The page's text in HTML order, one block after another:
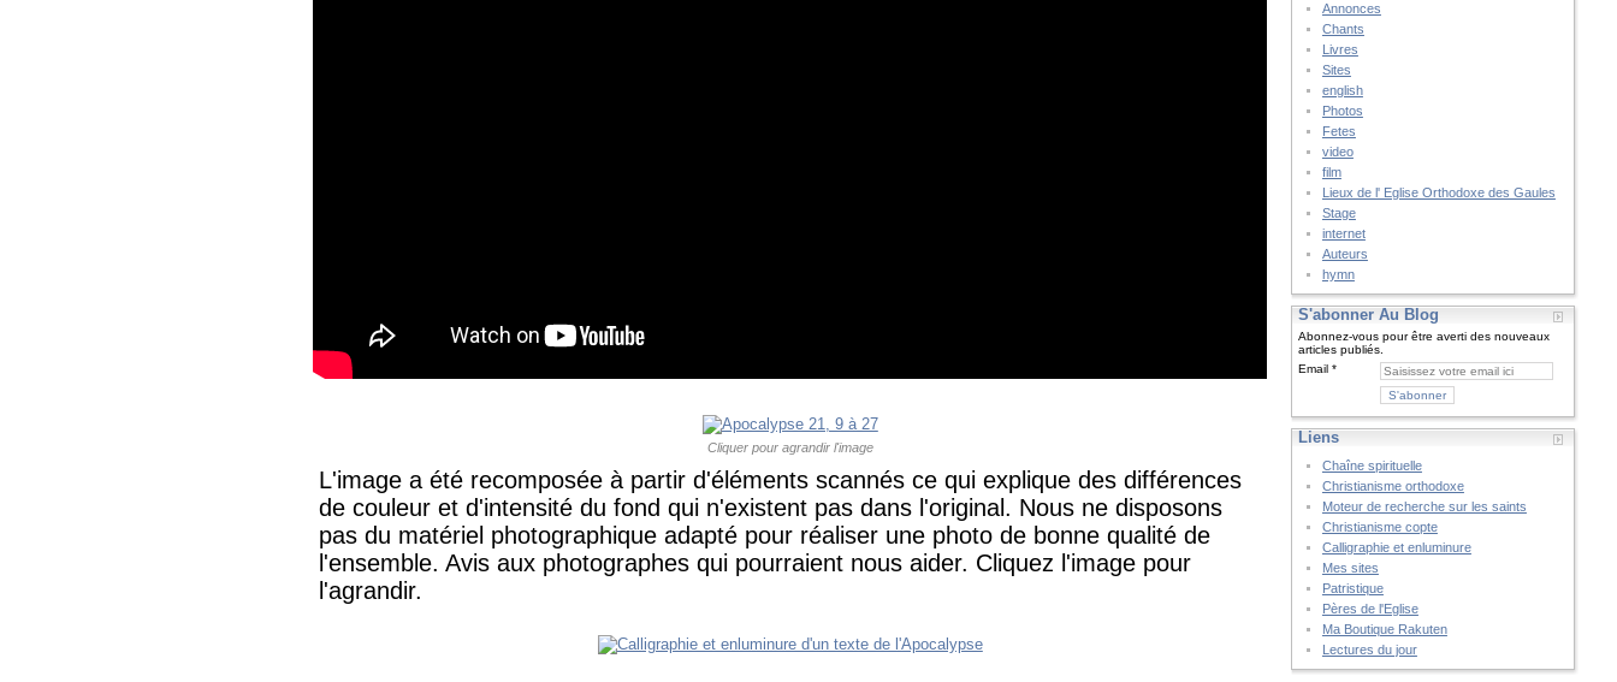
Cliquer pour agrandir l'image
L'image a été recomposée à partir d'éléments scannés ce qui explique des différences
de couleur et d'intensité du fond qui n'existent pas dans l'original. Nous ne disposons
pas du matériel photographique adapté pour réaliser une photo de bonne qualité de
l'ensemble. Avis aux photographes qui pourraient nous aider. Cliquez l'image pour
l'agrandir.
Annonces
Chants
Livres
Sites
english
Photos
Fetes
video
film
Lieux de l' Eglise Orthodoxe des Gaules
Stage
internet
Auteurs
hymn
S'abonner Au Blog
Abonnez-vous pour être averti des nouveaux
articles publiés.
Email
Liens
Chaîne spirituelle
Christianisme orthodoxe
Moteur de recherche sur les saints
Christianisme copte
Calligraphie et enluminure
Mes sites
Patristique
Pères de l'Eglise
Ma Boutique Rakuten
Lectures du jour